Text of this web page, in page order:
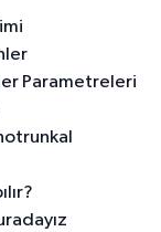
Parametreleri